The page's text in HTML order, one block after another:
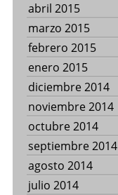
abril 2015
marzo 2015
febrero 2015
enero 2015
diciembre 2014
noviembre 2014
octubre 2014
septiembre 2014
agosto 2014
julio 2014